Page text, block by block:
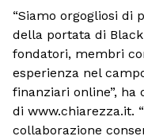
“Siamo orgogliosi di
della portata di
fondatori, membri
esperienza nel
finanziari online”, ha
di www.chiarezza.it.
collaborazione